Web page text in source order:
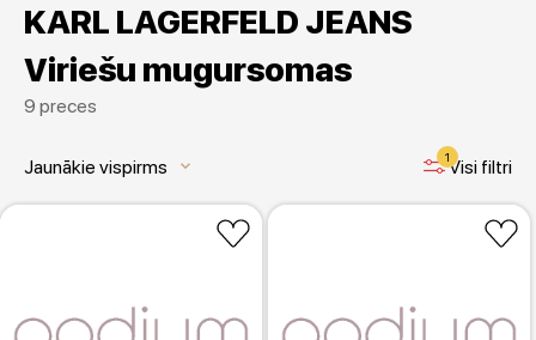
KARL LAGERFELD JEANS
Viriešu mugursomas
9 preces
Jaunākie vispirms keyboard_arrow_down 1Visi filtri